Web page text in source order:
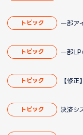
トピック 一部ア
トピック 一部
トピック
トピック 決済シ